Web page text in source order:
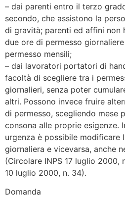
– dai parenti entro il terzo
secondo, che assistono la
di gravità; parenti ed affini non
due ore di permesso
permesso mensili;
– dai lavoratori portatori di
facoltà di scegliere tra i
giornalieri, senza poter
altri. Possono invece fruire
di permesso, scegliendo mese
consona alle proprie esigenze.
urgenza è possibile modificare
giornaliera e vicevarsa, anche
(Circolare INPS 17 luglio 2000,
10 luglio 2000, n. 34).
Domanda